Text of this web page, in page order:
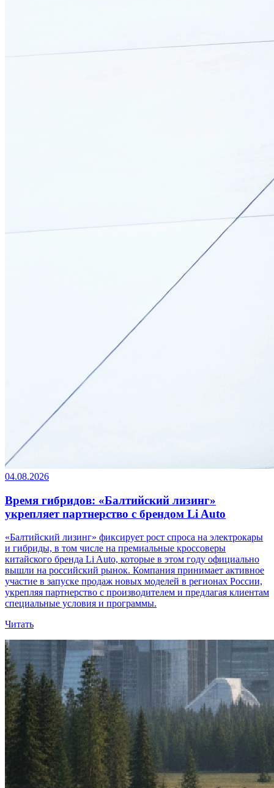
04.08.2026
Время гибридов: «Балтийский лизинг»
укрепляет партнерство с брендом Li Auto
«Балтийский лизинг» фиксирует рост спроса на электрокары
и гибриды, в том числе на премиальные кроссоверы
китайского бренда Li Auto, которые в этом году официально
вышли на российский рынок. Компания принимает активное
участие в запуске продаж новых моделей в регионах России,
укрепляя партнерство с производителем и предлагая клиентам
специальные условия и программы.
Читать